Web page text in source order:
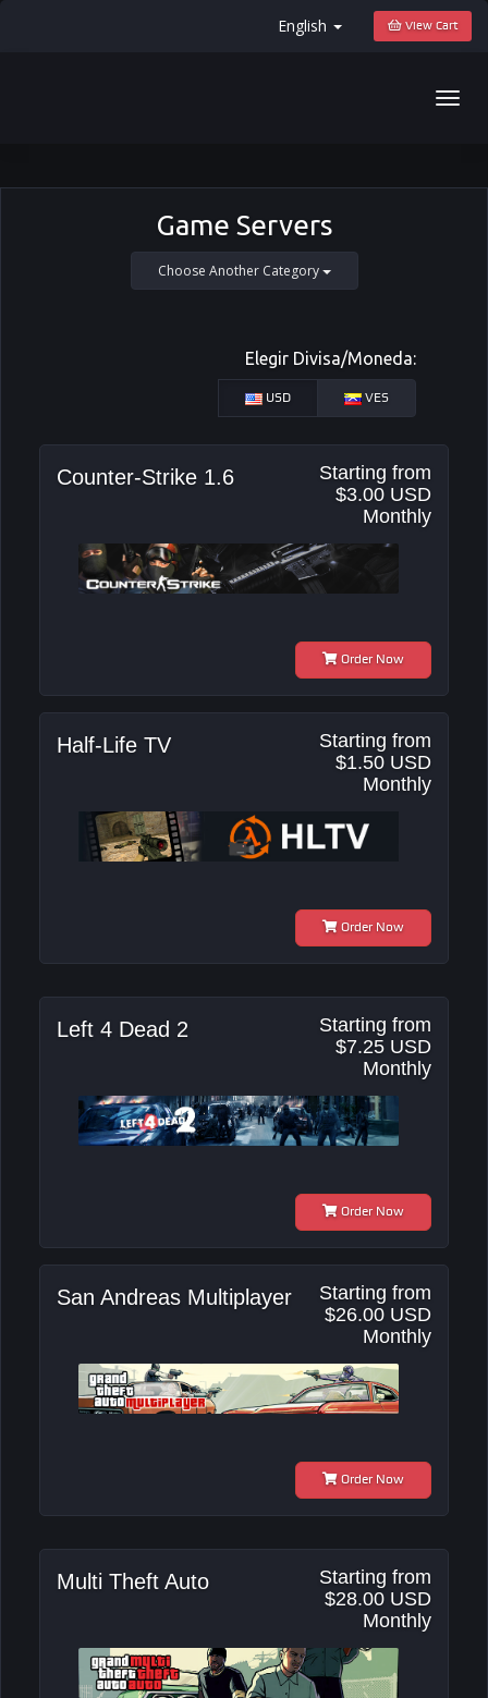
English View Cart
Game Servers
Choose Another Category
Elegir Divisa/Moneda:
USD VES
Starting from
$3.00 USD
Monthly
Counter-Strike 1.6
Order Now
Starting from
$1.50 USD
Monthly
Half-Life TV
Order Now
Starting from
$7.25 USD
Monthly
Left 4 Dead 2
Order Now
Starting from
$26.00 USD
Monthly
San Andreas Multiplayer
Order Now
Starting from
$28.00 USD
Monthly
Multi Theft Auto